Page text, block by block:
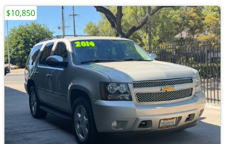
$10,850